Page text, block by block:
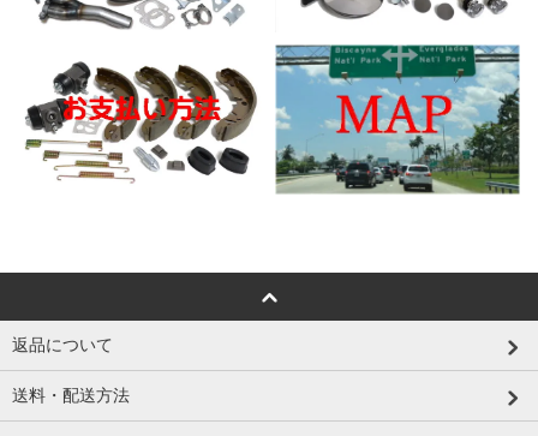
返品について
送料・配送方法